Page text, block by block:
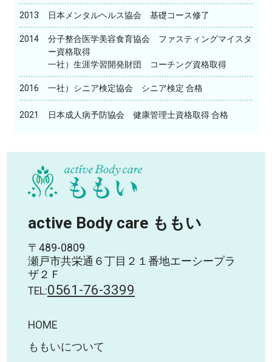
2013 日本メンタルヘルス協会 基礎コース修了
2014
分子整合医学美容食育協会 ファスティングマイスタ
ー資格取得
一社）生涯学習開発財団 コーチング資格取得
2016 一社）シニア検定協会 シニア検定 合格
2021 日本成人病予防協会 健康管理士資格取得 合格
active Body care ももい
〒489-0809
瀬戸市共栄通６丁目２１番地エーシープラ
ザ２Ｆ
TEL:0561-76-3399
HOME
ももいについて